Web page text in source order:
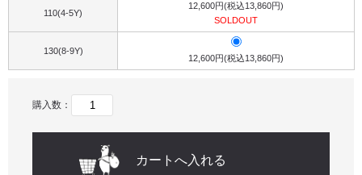
110(4-5Y)
12,600円(税込13,860円)
SOLDOUT
130(8-9Y)
12,600円(税込13,860円)
購入数：